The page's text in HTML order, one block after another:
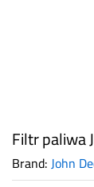
Filtr paliwa
Brand:John